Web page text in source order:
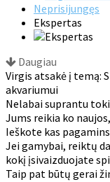
Neprisijungęs
Ekspertas
Daugiau
Virgis atsakė į temą:
akvariumui
Nelabai suprantu
Jums reikia ko
Ieškote kas
Jei gamybai, reiktų
kokį įsivaizduojate
Taip pat būtų gerai